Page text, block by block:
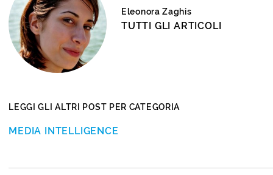
Eleonora Zaghis
TUTTI GLI ARTICOLI
LEGGI GLI ALTRI POST PER CATEGORIA
MEDIA INTELLIGENCE